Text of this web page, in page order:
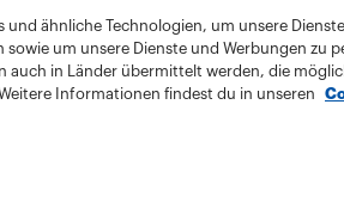
ähnliche Technologien, um unsere
um unsere Dienste und Werbungen zu
auch in Länder übermittelt werden, die
Informationen findest du in unseren